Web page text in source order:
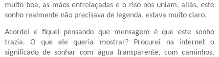
muito boa, as mãos entrelaçadas e o riso nos uniam, aliás, este
sonho realmente não precisava de legenda, estava muito claro.
Acordei e fiquei pensando que mensagem é que este sonho
trazia. O que ele queria mostrar? Procurei na internet o
significado de sonhar com água transparente, com caminhos,